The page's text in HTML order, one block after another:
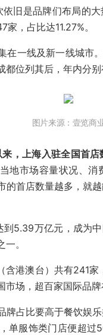
旧是品牌们布局的
，占比达11.27%。
在一线及新一线城市
都位列其后，年内分
图片来源：壹览商
，上海入驻全国首店
地市场容量状况、
的首店数量越多，就
5.39万亿元，成为
。
含港澳台）共有241
场，超百家国际品牌
牌占比要高于餐饮娱
单服饰类门店便超